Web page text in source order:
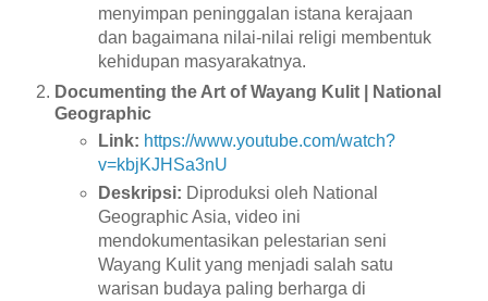
menyimpan peninggalan istana kerajaan
dan bagaimana nilai-nilai religi membentuk
kehidupan masyarakatnya.
Documenting the Art of Wayang Kulit | National
Geographic
Link: https://www.youtube.com/watch?
v=kbjKJHSa3nU
Deskripsi: Diproduksi oleh National
Geographic Asia, video ini
mendokumentasikan pelestarian seni
Wayang Kulit yang menjadi salah satu
warisan budaya paling berharga di